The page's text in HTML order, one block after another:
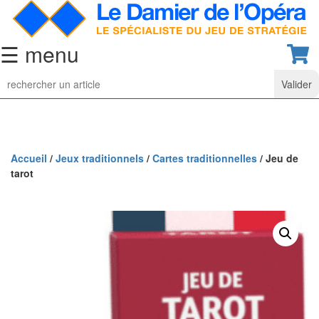
☰ menu
Jeu
d’Echecs
collection
Accueil / Jeux traditionnels / Cartes traditionnelles / Jeu de
tarot